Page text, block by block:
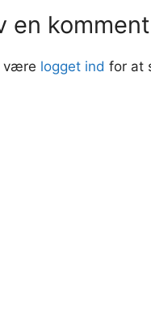
en
være logget ind for at